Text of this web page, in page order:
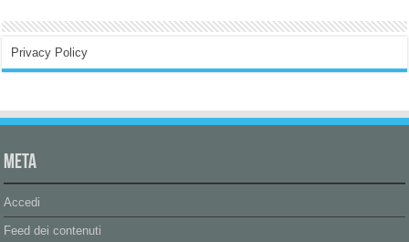
Privacy Policy
Meta
Accedi
Feed dei contenuti